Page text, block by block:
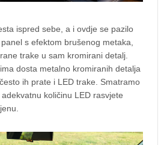
ispred sebe, a i ovdje se pazilo
s efektom brušenog metaka,
trake u sam kromirani detalj.
dosta metalno kromiranih detalja
ih prate i LED trake. Smatramo
količinu LED rasvjete